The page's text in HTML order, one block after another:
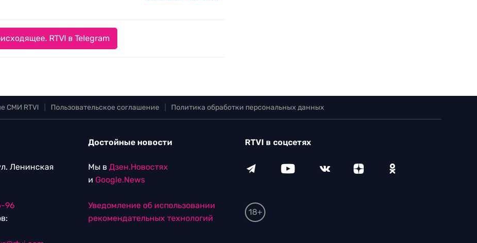
RTVI в Telegram
СМИ RTVI Пользовательское соглашение Политика обработки персональных данных
Ленинская
96
Достойные новости
Мы в Дзен.Новостях
и Google.News
Уведомление об использовании
рекомендательных технологий
RTVI в соцсетях
18+